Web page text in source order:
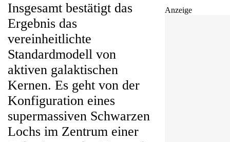
Anzeige
Insgesamt bestätigt das
Ergebnis das
vereinheitlichte
Standardmodell von
aktiven galaktischen
Kernen. Es geht von der
Konfiguration eines
supermassiven Schwarzen
Lochs im Zentrum einer